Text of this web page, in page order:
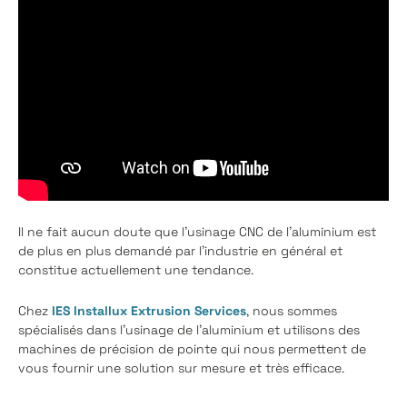
Il ne fait aucun doute que l'usinage CNC de l'aluminium est
de plus en plus demandé par l'industrie en général et
constitue actuellement une tendance.
Chez IES Installux Extrusion Services, nous sommes
spécialisés dans l'usinage de l'aluminium et utilisons des
machines de précision de pointe qui nous permettent de
vous fournir une solution sur mesure et très efficace.